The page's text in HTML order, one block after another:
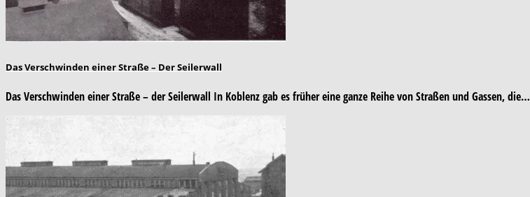
Das Verschwinden einer Straße – Der Seilerwall
Das Verschwinden einer Straße – der Seilerwall In Koblenz gab es früher eine ganze Reihe von Straßen und Gassen, die…